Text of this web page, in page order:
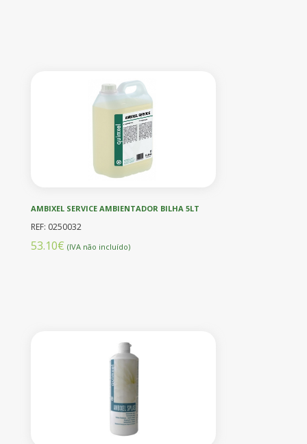
AMBIXEL SERVICE AMBIENTADOR BILHA 5LT
REF: 0250032
53.10€ (IVA não incluído)